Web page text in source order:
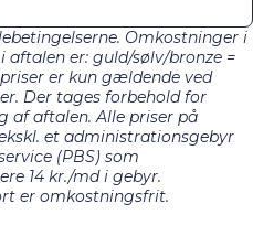
Omkostninger i
aftalen er: guld/sølv/bronze =
er kun gældende ved
Der tages forbehold for
aftalen. Alle priser på
et administrationsgebyr
(PBS) som
14 kr./md i gebyr.
er omkostningsfrit.